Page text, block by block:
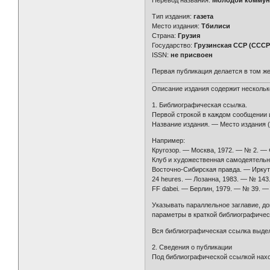
Тип издания:газета
Место издания:Тбилиси
Страна: Грузия
Государство: Грузинская ССР
ISSN:не присвоен
Первая публикация делается в том
Описание издания содержит
1. Библиографическая ссылка.
Первой строкой в каждом сообщении
Название издания. — Место
Например:
Кругозор. — Москва, 1972. — № 2. —
Клуб и художественная
Восточно-Сибирская правда. —
24 heures. — Лозанна, 1983. — №
FF dabei. — Берлин, 1979. — № 39. —
Указывать параллельное заглавие,
параметры в краткой
Вся библиографическая ссылка
2. Сведения о публикации
Под библиографической ссылкой